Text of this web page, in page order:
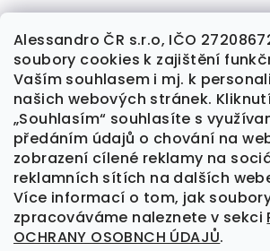
Alessandro ČR s.r.o, IČO
soubory cookies k zajištění
Vaším souhlasem i mj. k
našich webových stránek.
„Souhlasím“ souhlasíte s
předáním údajů o chování na
zobrazení cílené reklamy na
reklamních sítích na dalších
Více informací o tom, jak
zpracováváme naleznete v sekci
OCHRANY OSOBNCH ÚDAJŮ.
Sledovat na Instagramu
Kontakt
alessandrocr@seznam.cz
777 709 461 Získej slevu 5 % na
svůj první nákup! 😍